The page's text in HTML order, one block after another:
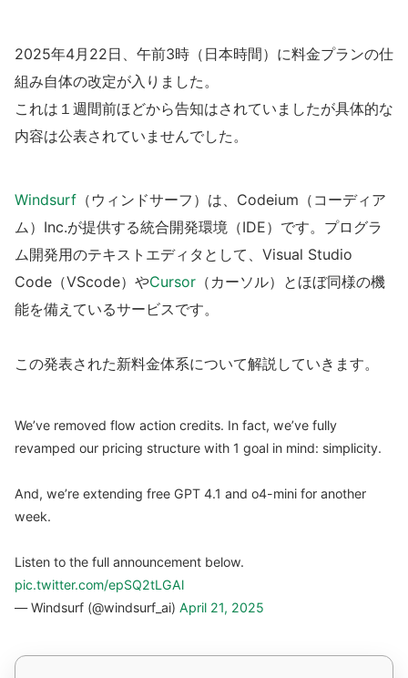
2025年4月22日、午前3時（日本時間）に料金プランの仕
組み自体の改定が入りました。
これは１週間前ほどから告知はされていましたが具体的な
内容は公表されていませんでした。
Windsurf （ウィンドサーフ）は、Codeium（コーディア
ム）Inc.が提供する統合開発環境（IDE）です。プログラ
ム開発用のテキストエディタとして、Visual Studio
Code（VScode）やCursor （カーソル）とほぼ同様の機
能を備えているサービスです。
この発表された新料金体系について解説していきます。
We’ve removed flow action credits. In fact, we’ve fully
revamped our pricing structure with 1 goal in mind: simplicity.
And, we’re extending free GPT 4.1 and o4-mini for another
week.
Listen to the full announcement below.
pic.twitter.com/epSQ2tLGAl
— Windsurf (@windsurf_ai) April 21, 2025